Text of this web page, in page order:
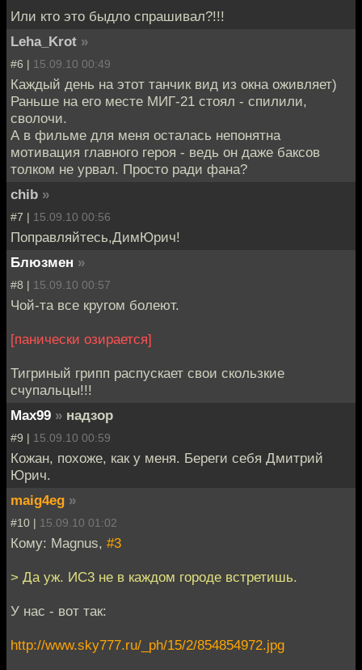
Или кто это быдло спрашивал?!!!
Leha_Krot »
#6 | 15.09.10 00:49
Каждый день на этот танчик вид из окна оживляет)
Раньше на его месте МИГ-21 стоял - спилили,
сволочи.
А в фильме для меня осталась непонятна
мотивация главного героя - ведь он даже баксов
толком не урвал. Просто ради фана?
chib »
#7 | 15.09.10 00:56
Поправляйтесь,ДимЮрич!
Блюзмен »
#8 | 15.09.10 00:57
Чой-та все кругом болеют.
[панически озирается]
Тигриный грипп распускает свои скользкие
счупальцы!!!
Max99 » надзор
#9 | 15.09.10 00:59
Кожан, похоже, как у меня. Береги себя Дмитрий
Юрич.
maig4eg »
#10 | 15.09.10 01:02
Кому: Magnus, #3
> Да уж. ИС3 не в каждом городе встретишь.
У нас - вот так:
http://www.sky777.ru/_ph/15/2/854854972.jpg